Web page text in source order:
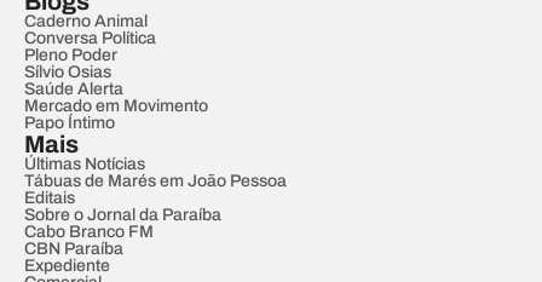
Caderno Animal
Conversa Política
Pleno Poder
Sílvio Osias
Saúde Alerta
Mercado em Movimento
Papo Íntimo
Mais
Últimas Notícias
Tábuas de Marés em João Pessoa
Editais
Sobre o Jornal da Paraíba
Cabo Branco FM
CBN Paraíba
Expediente